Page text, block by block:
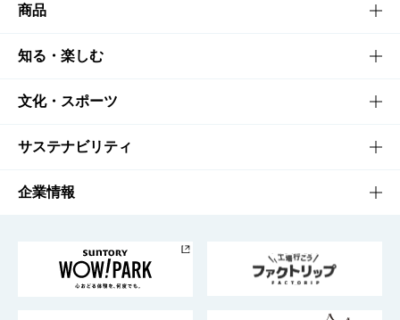
商品
商品TOP
商品一覧
商品発売情報
栄養成分一覧
知る・楽しむ
知る・楽しむTOP
キャンペーン
工場見学
地域情報
文化・スポーツ
文化・スポーツTOP
サントリーホール
サントリーサンバーズ大阪
サステナビリティ
サステナビリティTOP
サントリーが考えるサステナビリティ経営
企業情報
企業概要